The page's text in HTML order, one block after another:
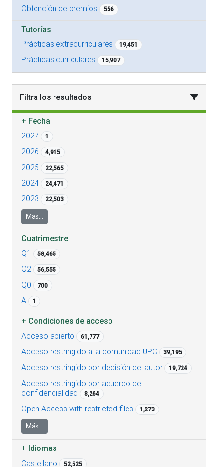
Obtención de premios 556
Tutorías
Prácticas extracurriculares
19,451
Prácticas curriculares 15,907
Filtra los resultados
+ Fecha
2027
1
2026 4,915
2025 22,565
2024 24,471
2023 22,503
Más...
Cuatrimestre
Q1
58,465
Q2 56,555
Q0 700
A 1
+ Condiciones de acceso
Acceso abierto
61,777
Acceso restringido a la comunidad UPC 39,195
Acceso restringido por decisión del autor 19,724
Acceso restringido por acuerdo de
confidencialidad
8,264
Open Access with restricted files 1,273
Más...
+ Idiomas
Castellano
52,525